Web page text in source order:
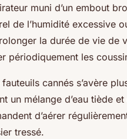
muni d’un embout
de l’humidité excessive
la durée de vie de
périodiquement les
cannés s’avère
un mélange d’eau tiède
d’aérer
tressé.